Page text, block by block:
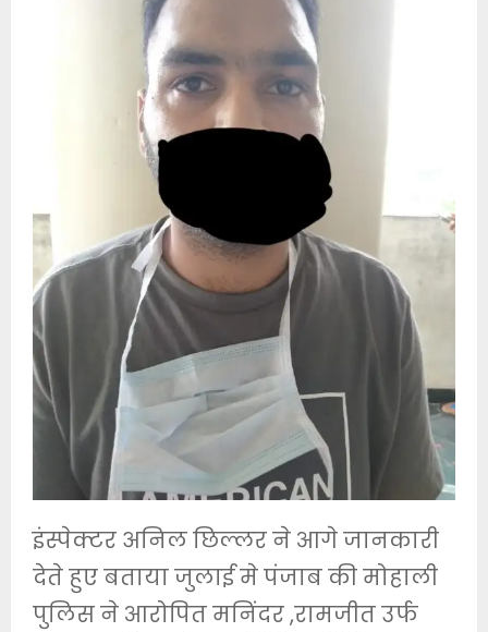
इंस्पेक्टर अनिल छिल्लर ने आगे जानकारी
देते हुए बताया जुलाई मे पंजाब की मोहाली
पुलिस ने आरोपित मनिंदर ,रामजीत उर्फ